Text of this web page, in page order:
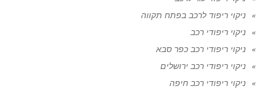
ניקוי ריפוד לרכב בפתח תקווה
ניקוי ריפודי רכב
ניקוי ריפודי רכב כפר סבא
ניקוי ריפודי רכב ירושלים
ניקוי ריפודי רכב חיפה